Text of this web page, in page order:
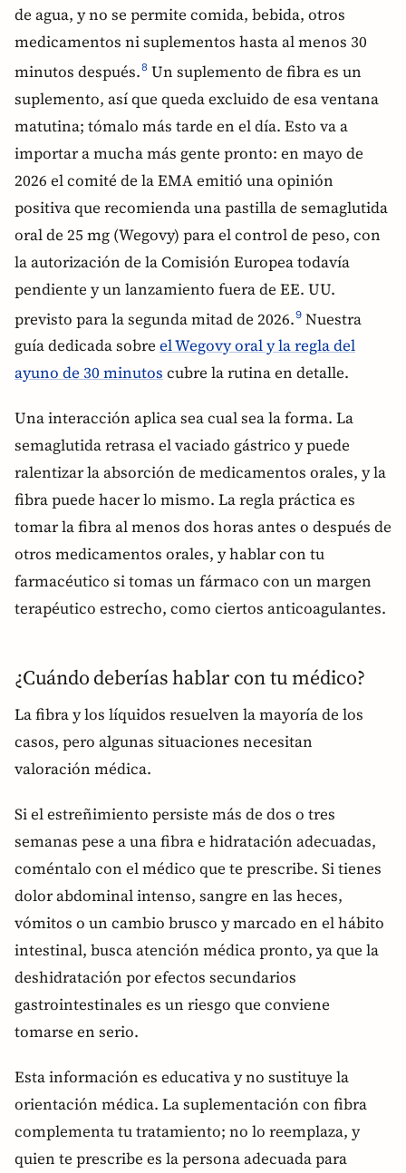
de agua, y no se permite comida, bebida, otros
medicamentos ni suplementos hasta al menos 30
minutos después.8 Un suplemento de fibra es un
suplemento, así que queda excluido de esa ventana
matutina; tómalo más tarde en el día. Esto va a
importar a mucha más gente pronto: en mayo de
2026 el comité de la EMA emitió una opinión
positiva que recomienda una pastilla de semaglutida
oral de 25 mg (Wegovy) para el control de peso, con
la autorización de la Comisión Europea todavía
pendiente y un lanzamiento fuera de EE. UU.
previsto para la segunda mitad de 2026.9 Nuestra
guía dedicada sobre el Wegovy oral y la regla del
ayuno de 30 minutos cubre la rutina en detalle.
Una interacción aplica sea cual sea la forma. La
semaglutida retrasa el vaciado gástrico y puede
ralentizar la absorción de medicamentos orales, y la
fibra puede hacer lo mismo. La regla práctica es
tomar la fibra al menos dos horas antes o después de
otros medicamentos orales, y hablar con tu
farmacéutico si tomas un fármaco con un margen
terapéutico estrecho, como ciertos anticoagulantes.
¿Cuándo deberías hablar con tu médico?
La fibra y los líquidos resuelven la mayoría de los
casos, pero algunas situaciones necesitan
valoración médica.
Si el estreñimiento persiste más de dos o tres
semanas pese a una fibra e hidratación adecuadas,
coméntalo con el médico que te prescribe. Si tienes
dolor abdominal intenso, sangre en las heces,
vómitos o un cambio brusco y marcado en el hábito
intestinal, busca atención médica pronto, ya que la
deshidratación por efectos secundarios
gastrointestinales es un riesgo que conviene
tomarse en serio.
Esta información es educativa y no sustituye la
orientación médica. La suplementación con fibra
complementa tu tratamiento; no lo reemplaza, y
quien te prescribe es la persona adecuada para